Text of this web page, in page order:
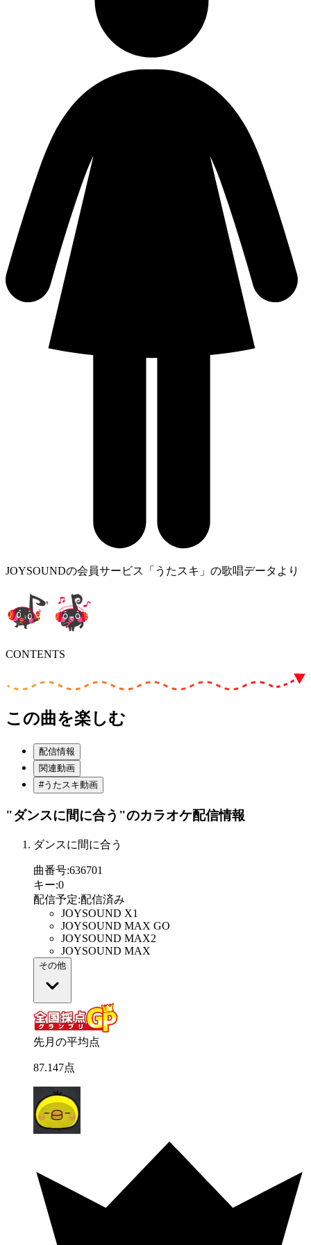
JOYSOUNDの会員サービス「うたスキ」の歌唱データより
CONTENTS
この曲を楽しむ
配信情報
関連動画
#うたスキ動画
"ダンスに間に合う"のカラオケ配信情報
ダンスに間に合う
曲番号:636701
キー:0
配信予定:配信済み
JOYSOUND X1
JOYSOUND MAX GO
JOYSOUND MAX2
JOYSOUND MAX
その他
先月の平均点
87.147点